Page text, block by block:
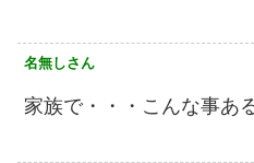
名無しさん
家族で・・・こんな事あ